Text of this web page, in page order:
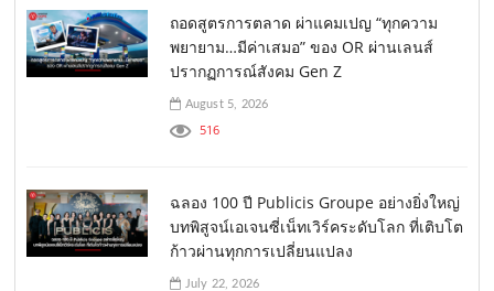
ถอดสูตรการตลาด ผ่าแคมเปญ “ทุกความ
พยายาม…มีค่าเสมอ” ของ OR ผ่านเลนส์
ปรากฏการณ์สังคม Gen Z
August 5, 2026
516
ฉลอง 100 ปี Publicis Groupe อย่างยิ่งใหญ่
บทพิสูจน์เอเจนซี่เน็ทเวิร์คระดับโลก ที่เติบโต
ก้าวผ่านทุกการเปลี่ยนแปลง
July 22, 2026